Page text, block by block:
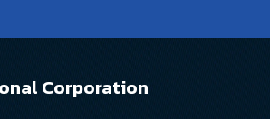
Corporation